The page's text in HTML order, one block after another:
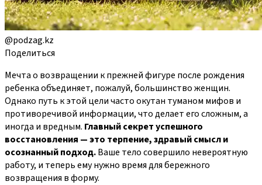
@podzag.kz
Поделиться
Мечта о возвращении к прежней фигуре после рождения
ребенка объединяет, пожалуй, большинство женщин.
Однако путь к этой цели часто окутан туманом мифов и
противоречивой информации, что делает его сложным, а
иногда и вредным. Главный секрет успешного
восстановления — это терпение, здравый смысл и
осознанный подход.Ваше тело совершило невероятную
работу, и теперь ему нужно время для бережного
возвращения в форму.